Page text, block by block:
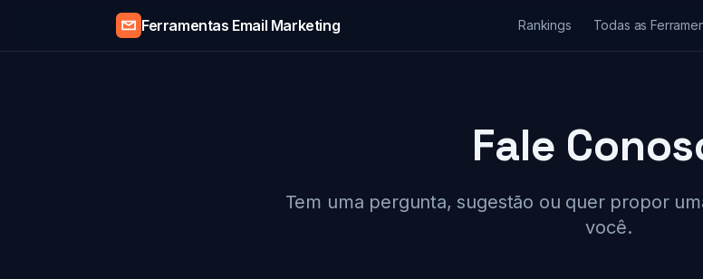
Ferramentas Email Marketing Rankings Todas as
Fale
Tem uma pergunta, sugestão ou quer propor
você.